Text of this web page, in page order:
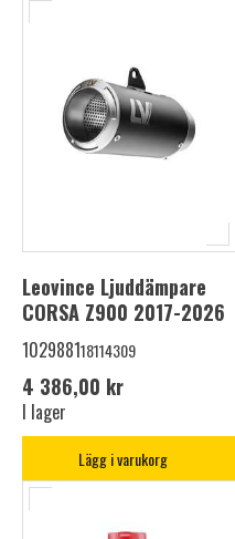
Leovince Ljuddämpare
CORSA Z900 2017-2026
102988118114309
4 386,00 kr
I lager
Lägg i varukorg